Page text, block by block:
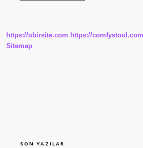
Demek
https://obirsite.com https://
Sitemap
SON YAZILAR